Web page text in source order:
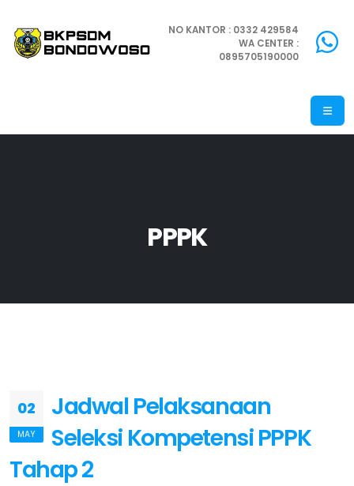
NO KANTOR : 0332 429584
WA CENTER :
0895705190000
PPPK
02
MAY
Jadwal Pelaksanaan
Seleksi Kompetensi PPPK
Tahap 2